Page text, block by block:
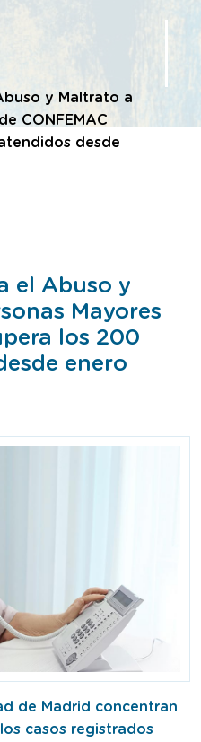
y Maltrato a
CONFEMAC
desde
el Abuso y
Mayores
los 200
enero
de Madrid concentran
casos registrados